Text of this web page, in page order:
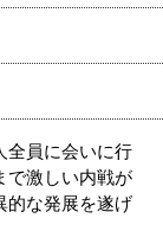
全員に会いに行
で激しい内戦が
的な発展を遂げ